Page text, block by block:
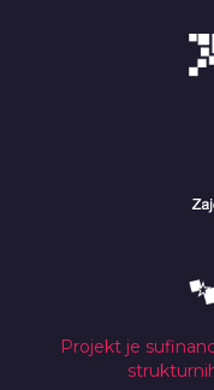
Projekt je